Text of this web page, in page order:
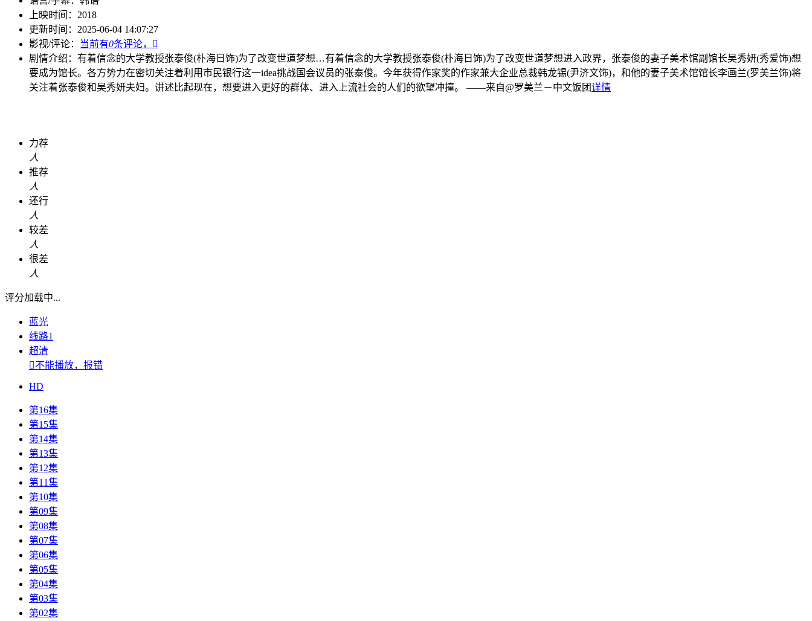
上映时间： 2018
更新时间： 2025-06-04 14:07:27
影视/评论：
当前有0条评论，

剧情介绍： 有着信念的大学教授张泰俊(朴海日饰)为了改变世道梦想…有着信念的大学教授张泰俊(朴海日饰)为了改变世道梦想进入政界，张泰俊的妻子美术馆副馆长吴秀妍(秀爱饰)想
要成为馆长。各方势力在密切关注着利用市民银行这一idea挑战国会议员的张泰俊。今年获得作家奖的作家兼大企业总裁韩龙锡(尹济文饰)，和他的妻子美术馆馆长李画兰(罗美兰饰)将
关注着张泰俊和吴秀妍夫妇。讲述比起现在，想要进入更好的群体、进入上流社会的人们的欲望冲撞。 ——来自@罗美兰－中文饭团详情
力荐
人
推荐
人
还行
人
较差
人
很差
人
评分加载中...
蓝光
线路1
超清
不能播放，报错
HD
第16集
第15集
第14集
第13集
第12集
第11集
第10集
第09集
第08集
第07集
第06集
第05集
第04集
第03集
第02集